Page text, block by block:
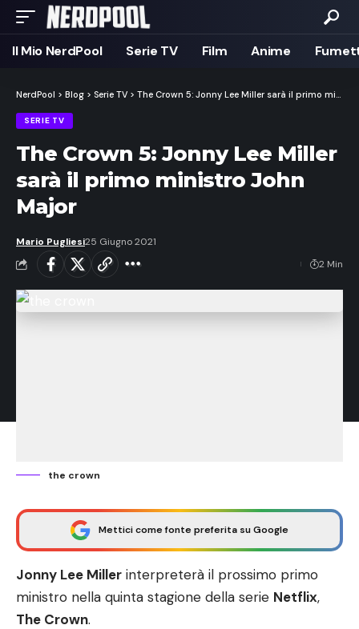
Il Mio NerdPool Serie TV Film Anime
NerdPool > Blog > Serie TV > The Crown 5: Jonny Lee Miller sarà il primo ministro John Major
SERIE TV
The Crown 5: Jonny Lee Miller
sarà il primo ministro John
Major
Mario Pugliesi25 Giugno 2021
2 Min
the crown
Mettici come fonte preferita su Google
Jonny Lee Miller interpreterà il prossimo primo
ministro nella quinta stagione della serie Netflix,
The Crown.